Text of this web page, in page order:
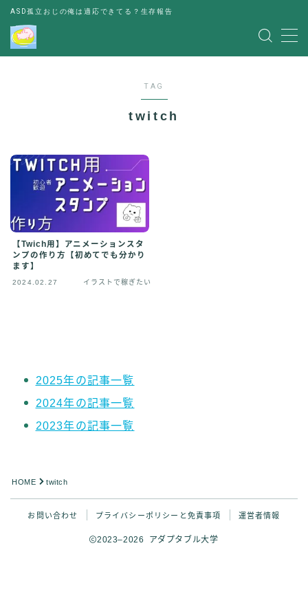
ASD孤立おじの俺は適応できてる？生存報告
MENU
お金の悩み
人間関係の悩み
その他
出会い
English English edition
Follow Me ブログ更新の励みになります！
TAG
twitch
【Twich用】アニメーションスタ
ンプの作り方【初めてでも分かり
ます】
2024.02.27 イラストで稼ぎたい
2025年の記事一覧
2024年の記事一覧
2023年の記事一覧
HOME twitch
お問い合わせ プライバシーポリシーと免責事項 運営者情報
2023–2026 アダプタブル大学